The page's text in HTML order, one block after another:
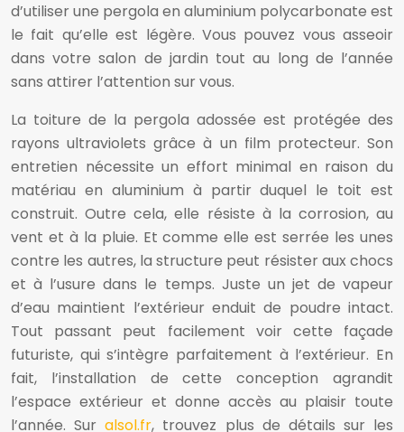
d’utiliser une pergola en aluminium polycarbonate est
le fait qu’elle est légère. Vous pouvez vous asseoir
dans votre salon de jardin tout au long de l’année
sans attirer l’attention sur vous.
La toiture de la pergola adossée est protégée des
rayons ultraviolets grâce à un film protecteur. Son
entretien nécessite un effort minimal en raison du
matériau en aluminium à partir duquel le toit est
construit. Outre cela, elle résiste à la corrosion, au
vent et à la pluie. Et comme elle est serrée les unes
contre les autres, la structure peut résister aux chocs
et à l’usure dans le temps. Juste un jet de vapeur
d’eau maintient l’extérieur enduit de poudre intact.
Tout passant peut facilement voir cette façade
futuriste, qui s’intègre parfaitement à l’extérieur. En
fait, l’installation de cette conception agrandit
l’espace extérieur et donne accès au plaisir toute
l’année. Suralsol.fr, trouvez plus de détails sur les